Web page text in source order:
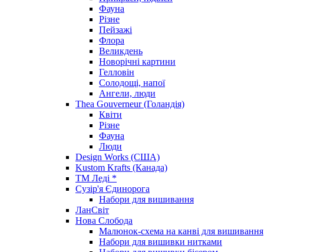
Фауна
Різне
Пейзажі
Флора
Великдень
Новорічні картини
Гелловін
Солодощі, напої
Ангели, люди
Thea Gouverneur (Голандія)
Квіти
Різне
Фауна
Люди
Design Works (США)
Kustom Krafts (Канада)
ТМ Леді *
Сузір'я Єдинорога
Набори для вишивання
ЛанСвіт
Нова Слобода
Малюнок-схема на канві для вишивання
Набори для вишивки нитками